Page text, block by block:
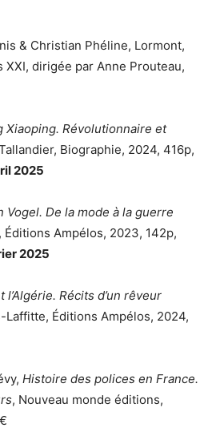
& Christian Phéline, Lormont,
XXI, dirigée par Anne Prouteau,
Xiaoping. Révolutionnaire et
Biographie, 2024, 416p,
2025
Vogel. De la mode à la guerre
Ampélos, 2023, 142p,
2025
l’Algérie. Récits d’un rêveur
Laffitte, Éditions Ampélos, 2024,
Histoire des polices en France.
, Nouveau monde éditions,